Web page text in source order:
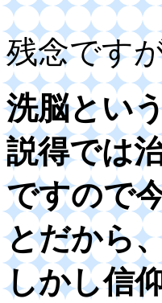
残念です
洗脳とい
説得では
ですので
とだから
しかし信